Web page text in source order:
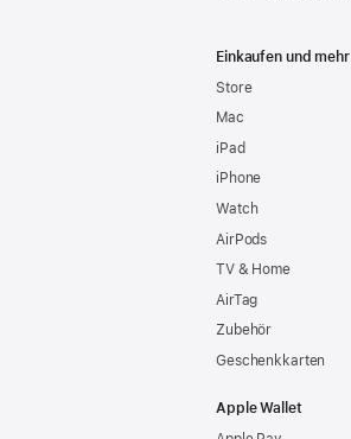
Einkaufen und mehr
Store
Mac
iPad
iPhone
Watch
AirPods
TV & Home
AirTag
Zubehör
Geschenkkarten
Apple Wallet